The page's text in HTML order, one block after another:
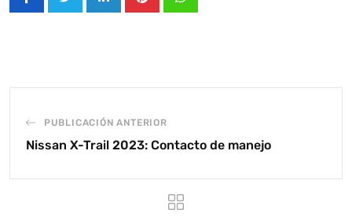
LinkedInPinterestWhatsapp
PUBLICACIÓN ANTERIOR
Nissan X-Trail 2023: Contacto de manejo